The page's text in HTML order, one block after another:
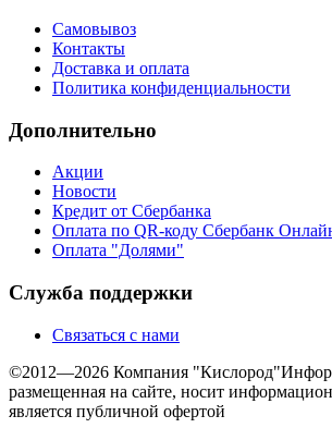
Самовывоз
Контакты
Доставка и оплата
Политика конфиденциальности
Дополнительно
Акции
Новости
Кредит от Сбербанка
Оплата по QR-коду Сбербанк
Оплата "Долями"
Служба поддержки
Связаться с нами
©2012—2026 Компания "Кислород"
размещенная на сайте, носит
является публичной офертой